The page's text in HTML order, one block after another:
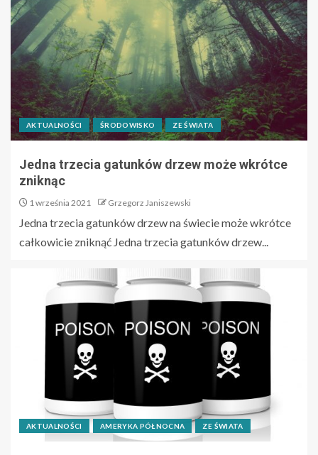
AKTUALNOŚCI ŚRODOWISKO ZE ŚWIATA
Jedna trzecia gatunków drzew może wkrótce
zniknąc
1 września 2021 Grzegorz Janiszewski
Jedna trzecia gatunków drzew na świecie może wkrótce
całkowicie zniknąć Jedna trzecia gatunków drzew...
AKTUALNOŚCI AMERYKA PÓŁNOCNA ZE ŚWIATA